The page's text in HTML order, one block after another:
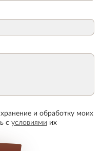
и обработку моих
с условиями их